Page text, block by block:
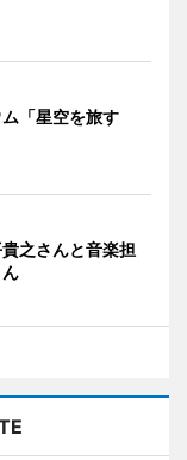
「星空を旅す
之さんと音楽担